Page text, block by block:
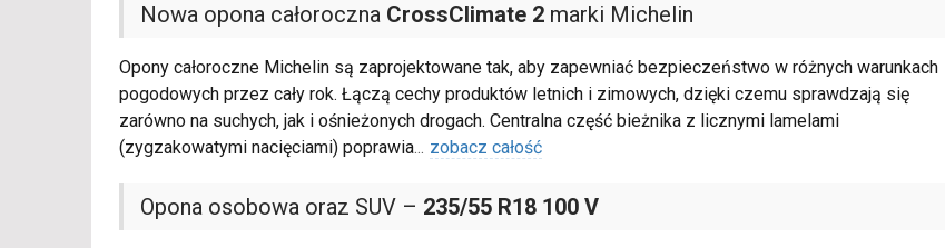
Nowa opona całoroczna CrossClimate 2 marki Michelin
Opony całoroczne Michelin są zaprojektowane tak, aby zapewniać bezpieczeństwo w różnych warunkach
pogodowych przez cały rok. Łączą cechy produktów letnich i zimowych, dzięki czemu sprawdzają się
zarówno na suchych, jak i ośnieżonych drogach. Centralna część bieżnika z licznymi lamelami
(zygzakowatymi nacięciami) poprawia... zobacz całość
Opona osobowa oraz SUV – 235/55 R18 100 V